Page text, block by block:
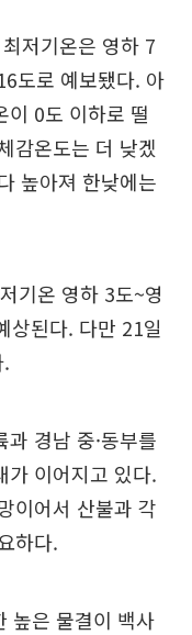
저기온은 영하 7
도로 예보됐다. 아
이 0도 이하로 떨
감온도는 더 낮겠
높아져 한낮에는
기온 영하 3도~영
상된다. 다만 21일
경남 중·동부를
가 이어지고 있다.
이어서 산불과 각
하다.
높은 물결이 백사